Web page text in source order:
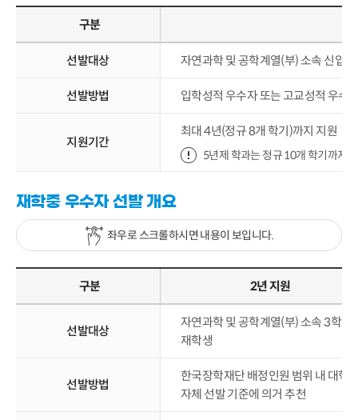
구분
선발대상 자연과학 및 공학계열(부) 소속 신입생
선발방법 입학성적 우수자 또는 고교성적 우수
지원기간
최대 4년(정규 8개 학기)까지 지원
5년제 학과는 정규 10개 학기까지
재학중 우수자 선발 개요
좌우로 스크롤하시면 내용이 보입니다.
구분 2년 지원
선발대상
자연과학 및 공학계열(부) 소속 3학년
재학생
선발방법
한국장학재단 배정인원 범위 내 대학
자체 선발 기준에 의거 추천